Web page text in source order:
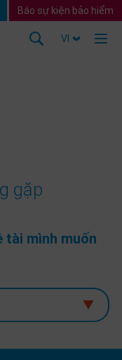
VI
Báo sự kiện bảo hiểm
gặp
tài mình muốn